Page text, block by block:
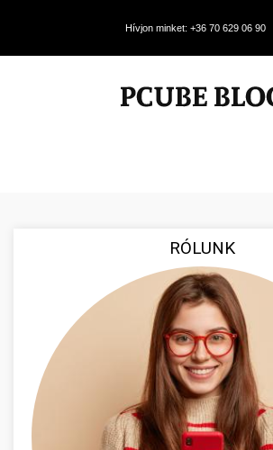
Hívjon minket: +36 70 629 06 90
RÓLUNK